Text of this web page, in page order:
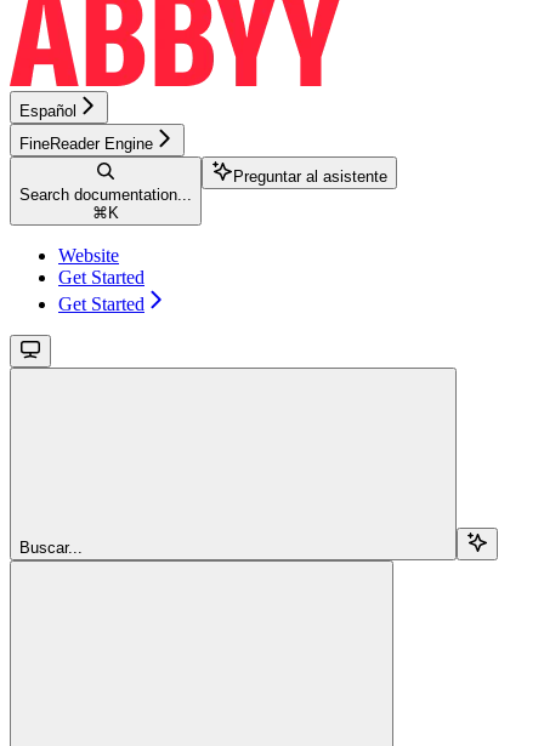
Español
FineReader Engine
Search documentation...
⌘ K
Preguntar al asistente
Website
Get Started
Get Started
Buscar...